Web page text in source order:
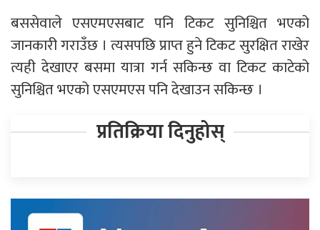
बससेवाले एसएमएसबाट पनि टिकट सुनिश्चित भएको
जानकारी गराउँछ । त्यसपछि प्राप्त हुने टिकट सुरक्षित राखेर
त्यही देखाएर बसमा यात्रा गर्न सकिन्छ वा टिकट काटेको
सुनिश्चित भएको एसएमएस पनि देखाउन सकिन्छ ।
प्रतिक्रिया दिनुहोस्